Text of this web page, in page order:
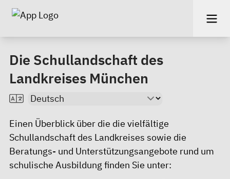
Die Schullandschaft des
Landkreises München
Einen Überblick über die die vielfältige
Schullandschaft des Landkreises sowie die
Beratungs- und Unterstützungsangebote rund um
schulische Ausbildung finden Sie unter: